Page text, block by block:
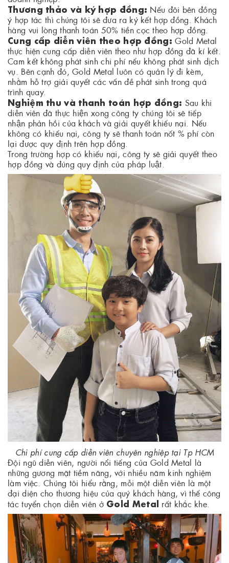
Thương thảo và ký hợp đồng: Nếu đôi bên đồng
ý hợp tác thì chúng tôi sẽ đưa ra ký kết hợp đồng. Khách
hàng vui lòng thanh toán 50% tiền cọc theo hợp đồng.
Cung cấp diễn viên theo hợp đồng: Gold Metal
thực hiện cung cấp diễn viên theo như hợp đồng đã kí kết.
Cam kết không phát sinh chi phí nếu không phát sinh dịch
vụ. Bên cạnh đó, Gold Metal luôn có quản lý đi kèm,
nhằm hỗ trợ giải quyết các vấn đề phát sinh trong quá
trình quay.
Nghiệm thu và thanh toán hợp đồng: Sau khi
diễn viên đã thực hiện xong công ty chúng tôi sẽ tiếp
nhận phản hồi của khách và giải quyết khiếu nại. Nếu
không có khiếu nại, công ty sẽ thanh toán nốt % phí còn
lại được quy định trên hợp đồng.
Trong trường hợp có khiếu nại, công ty sẽ giải quyết theo
hợp đồng và đúng quy định của pháp luật.
Chi phí cung cấp diễn viên chuyên nghiệp tại Tp HCM
Đội ngũ diễn viên, người nổi tiếng của Gold Metal là
những gương mặt tiềm năng, với nhiều năm kinh nghiệm
làm việc. Chúng tôi hiểu rằng, mỗi một diễn viên là một
đại diện cho thương hiệu của quý khách hàng, vì thế công
tác tuyển chọn diễn viên ở Gold Metal rất khắc khe.